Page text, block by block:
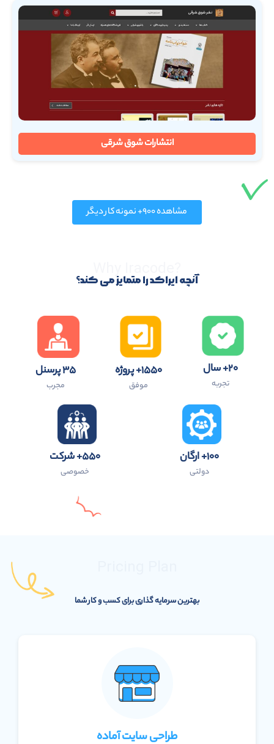
انتشارات شوق شرقی
مشاهده ۹۰۰+ نمونه کار دیگر
آنچه ایراکد را متمایز می کند؟
۲۰+ سال
تجربه
۱۵۵۰+ پروژه
موفق
۳۵ پرسنل
مجرب
۱۰۰+ ارگان
دولتی
۵۵۰+ شرکت
خصوصی
بهترین سرمایه گذاری برای کسب و کار شما
طراحی سایت آماده